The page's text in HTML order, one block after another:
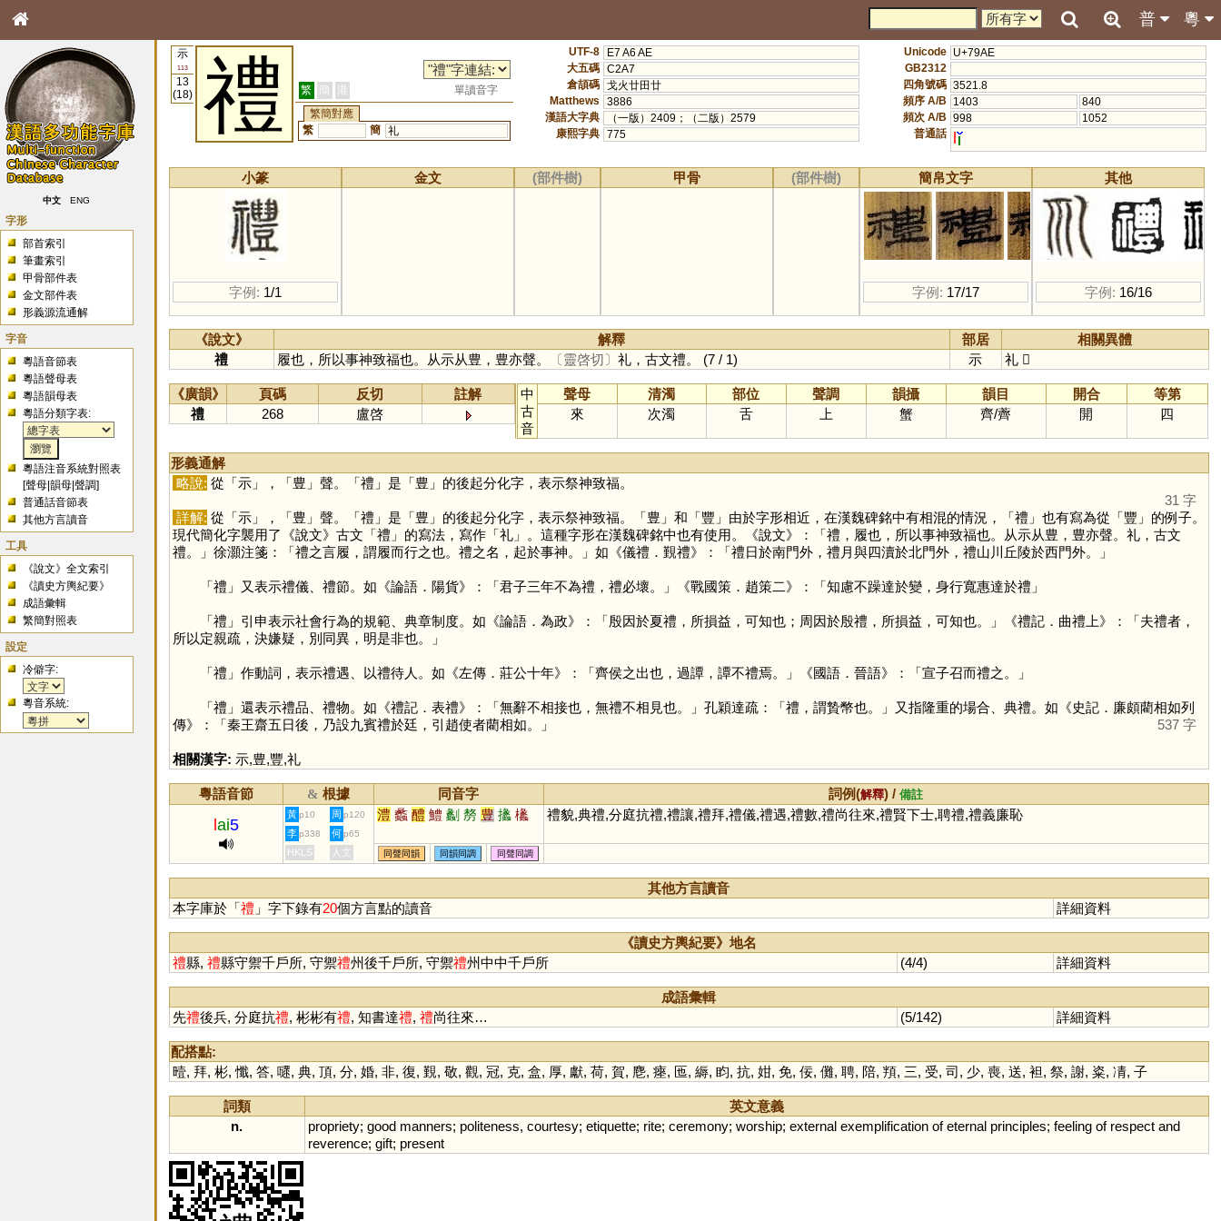
粵
普
中文 ENG
字形
部首索引
筆畫索引
甲骨部件表
金文部件表
形義源流通解
字音
粵語音節表
粵語聲母表
粵語韻母表
粵語分類字表:
粵語注音系統對照表
[聲母 |韻母 |聲調]
普通話音節表
其他方言讀音
工具
《說文》全文索引
《讀史方輿紀要》
成語彙輯
繁簡對照表
設定
冷僻字:
粵音系統:
示
113
13
(18)
禮 繁 簡 港
單讀音字
繁簡對應
繁
簡 礼
UTF-8
E7 A6 AE
大五碼 C2A7
倉頡碼 戈火廿田廿
Matthews
3886
漢語大字典
（一版）2409；（二版）2579
康熙字典 775
Unicode U+79AE
GB2312
四角號碼 3521.8
頻序 A/B
1403
840
頻次 A/B 998
1052
普通話 l
小篆
字例: 1/1
金文 (部件樹) 甲骨 (部件樹) 簡帛文字
字例: 17/17
其他
字例: 16/16
《說文》 解釋 部居
相關異體
禮
履也，所以事神致福也。从示从豊，豊亦聲。 〔靈啓切〕 礼，古文禮。 (7 / 1) 示 礼 𠃞
《廣韻》 頁碼 反切
註解
禮
268 盧啓
中
古
音
聲母 清濁 部位 聲調 韻攝 韻目 開合
等第
來
次濁 舌 上 蟹 齊/薺 開 四
形義通解
略說: 從「示」，「豊 」聲。「禮 」是「豊 」的後起分化字，表示祭神致福。
31 字
詳解: 從「示」，「豊 」聲。「禮 」是「豊 」的後起分化字，表示祭神致福。「豊 」和「豐 」由於字形相近，在漢魏碑銘中有相混的情況，「禮 」也有寫為從「豐 」的例子。
現代簡化字襲用了《說文》古文「禮 」的寫法，寫作「礼」。這種字形在漢魏碑銘中也有使用。《說文》：「禮，履也，所以事神致福也。从示从豊，豊亦聲。礼，古文
禮。」徐灝注箋：「禮之言履，謂履而行之也。禮之名，起於事神。」如《儀禮．覲禮》：「禮日於南門外，禮月與四瀆於北門外，禮山川丘陵於西門外。」
「禮 」又表示禮儀、禮節。如《論語．陽貨》：「君子三年不為禮，禮必壞。」《戰國策．趙策二》：「知慮不躁達於變，身行寬惠達於禮」
「禮 」引申表示社會行為的規範、典章制度。如《論語．為政》：「殷因於夏禮，所損益，可知也；周因於殷禮，所損益，可知也。」《禮記．曲禮上》：「夫禮者，
所以定親疏，決嫌疑，別同異，明是非也。」
「禮 」作動詞，表示禮遇、以禮待人。如《左傳．莊公十年》：「齊侯之出也，過譚，譚不禮焉。」《國語．晉語》：「宣子召而禮之。」
「禮 」還表示禮品、禮物。如《禮記．表禮》：「無辭不相接也，無禮不相見也。」孔穎達疏：「禮，謂贄幣也。」又指隆重的場合、典禮。如《史記．廉頗藺相如列
傳》：「秦王齋五日後，乃設九賓禮於廷，引趙使者藺相如。」
537 字
相關漢字: 示,豊,豐,礼
粵語音節 & 根據 同音字 詞例(解釋) /備註
ai5
黃 p10 周 p120 澧 蠡 醴 鱧 劙 剺 豊 攭 欚 禮貌,典禮,分庭抗禮,禮讓,禮拜,禮儀,禮遇,禮數,禮尚往來,禮賢下士,聘禮,禮義廉恥
李 p338 何 p65
HKLS 人文 同聲同韻 同韻同調 同聲同調
其他方言讀音
本字庫於「禮 」字下錄有20個方言點的讀音 詳細資料
《讀史方輿紀要》地名
禮縣, 禮縣守禦千戶所, 守禦禮州後千戶所, 守禦禮州中中千戶所 (4/4) 詳細資料
成語彙輯
先禮後兵, 分庭抗禮, 彬彬有禮, 知書達禮, 禮尚往來… (5/142) 詳細資料
配搭點:
曀, 拜, 彬,懺, 答, 嚃, 典, 頂, 分, 婚, 非, 復, 覲, 敬, 觀, 冠, 克, 盒, 厚, 獻, 荷, 賀, 麀, 瘞, 匜, 縟, 盷, 抗, 姏, 免, 佞, 儺, 聘, 陪, 頖, 三, 受, 司, 少, 喪, 送, 袒, 祭, 謝, 粢, 凊, 子
詞類
英文意義
n.
propriety; good manners; politeness, courtesy; etiquette; rite; ceremony; worship; external exemplification of eternal principles; feeling of respect and
reverence; gift; present